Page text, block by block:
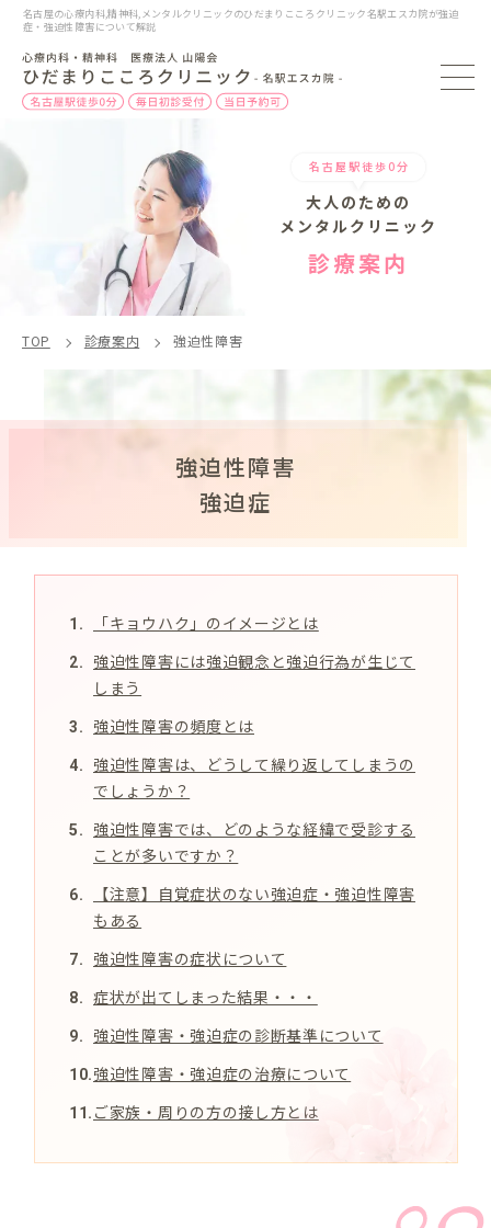
名古屋の心療内科,精神科,メンタルクリニックのひだまりこころクリニック名駅エスカ院が強迫
症・強迫性障害について解説
名古屋駅徒歩0分
大人のための
メンタルクリニック
診療案内
TOP 診療案内 強迫性障害
強迫性障害
強迫症
「キョウハク」のイメージとは
強迫性障害には強迫観念と強迫行為が生じて
しまう
強迫性障害の頻度とは
強迫性障害は、どうして繰り返してしまうの
でしょうか？
強迫性障害では、どのような経緯で受診する
ことが多いですか？
【注意】自覚症状のない強迫症・強迫性障害
もある
強迫性障害の症状について
症状が出てしまった結果・・・
強迫性障害・強迫症の診断基準について
強迫性障害・強迫症の治療について
ご家族・周りの方の接し方とは